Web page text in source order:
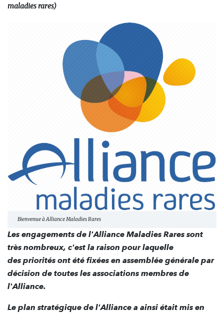
maladies rares)
Bienvenue à Alliance Maladies Rares
Les engagements de l'Alliance Maladies Rares sont
très nombreux, c'est la raison pour laquelle
des priorités ont été fixées en assemblée générale par
décision de toutes les associations membres de
l'Alliance.
Le plan stratégique de l'Alliance a ainsi était mis en